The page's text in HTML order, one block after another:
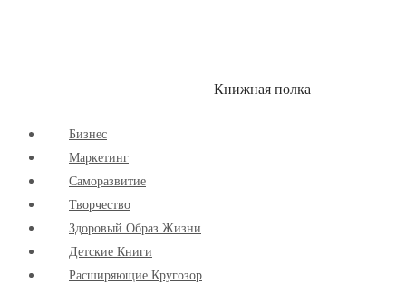
Книжная полка
Бизнес
Маркетинг
Cаморазвитие
Творчество
Здоровый Образ Жизни
Детские Книги
Расширяющие Кругозор